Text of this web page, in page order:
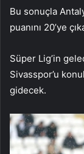
Bu sonuçla
puanını 20’ye
Süper Lig’in
Sivasspor’u
gidecek.